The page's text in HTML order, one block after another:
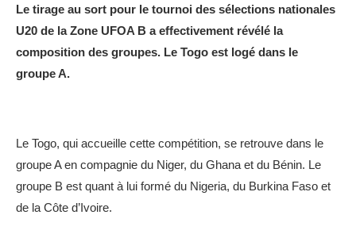
Le tirage au sort pour le tournoi des sélections nationales
U20 de la Zone UFOA B a effectivement révélé la
composition des groupes. Le Togo est logé dans le
groupe A.
Le Togo, qui accueille cette compétition, se retrouve dans le
groupe A en compagnie du Niger, du Ghana et du Bénin. Le
groupe B est quant à lui formé du Nigeria, du Burkina Faso et
de la Côte d’Ivoire.